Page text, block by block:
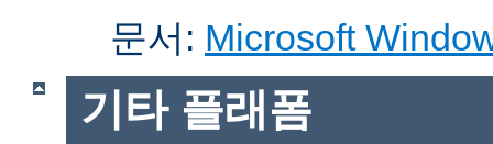
문서: Microsoft
기타 플래폼